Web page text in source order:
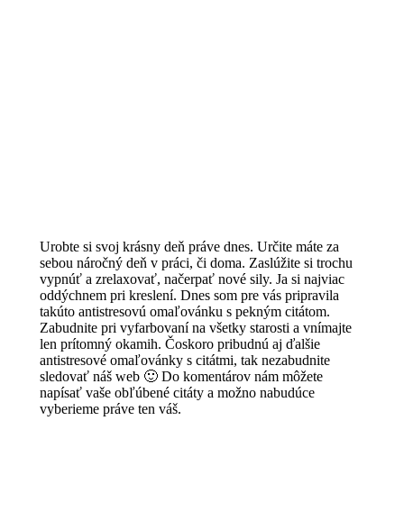
Urobte si svoj krásny deň práve dnes. Určite máte za
sebou náročný deň v práci, či doma. Zaslúžite si trochu
vypnúť a zrelaxovať, načerpať nové sily. Ja si najviac
oddýchnem pri kreslení. Dnes som pre vás pripravila
takúto antistresovú omaľovánku s pekným citátom.
Zabudnite pri vyfarbovaní na všetky starosti a vnímajte
len prítomný okamih. Čoskoro pribudnú aj ďalšie
antistresové omaľovánky s citátmi, tak nezabudnite
sledovať náš web 🙂 Do komentárov nám môžete
napísať vaše obľúbené citáty a možno nabudúce
vyberieme práve ten váš.